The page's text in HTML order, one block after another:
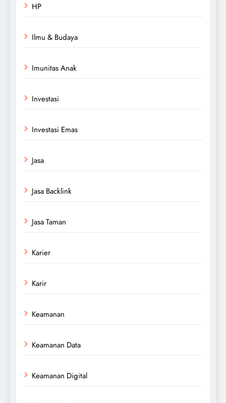
HP
Ilmu & Budaya
Imunitas Anak
Investasi
Investasi Emas
Jasa
Jasa Backlink
Jasa Taman
Karier
Karir
Keamanan
Keamanan Data
Keamanan Digital